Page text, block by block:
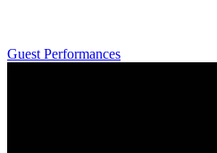
Guest Performances